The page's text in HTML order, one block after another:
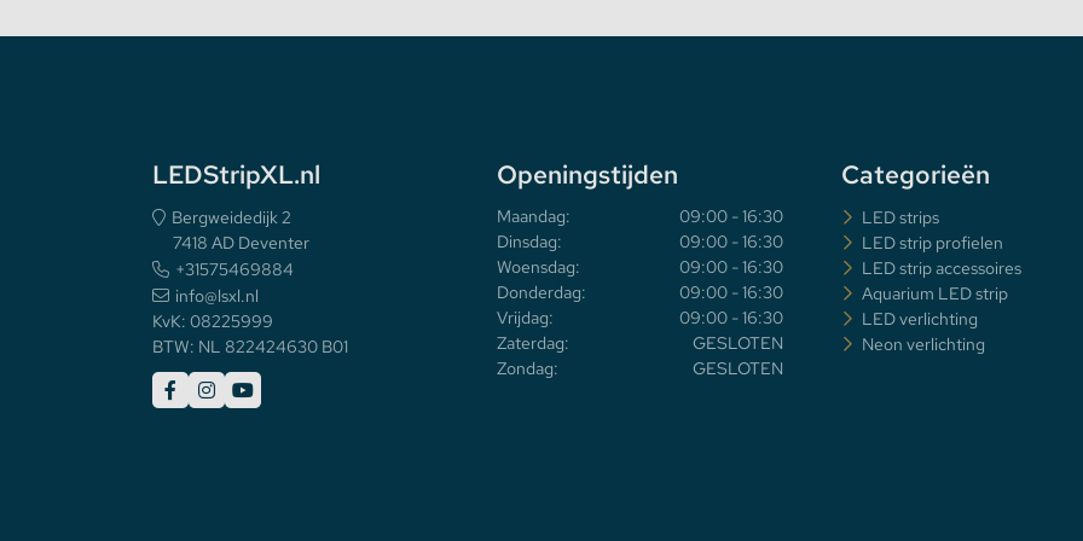
LEDStripXL.nl
Bergweidedijk 2
7418 AD Deventer
+31575469884
info@lsxl.nl
KvK: 08225999
BTW: NL 822424630 B01
Openingstijden
Maandag:
09:00 - 16:30
Dinsdag:
09:00 - 16:30
Woensdag:
09:00 - 16:30
Donderdag:
09:00 - 16:30
Vrijdag:
09:00 - 16:30
Zaterdag:
GESLOTEN
Zondag:
GESLOTEN
Categorieën
LED strips
LED strip profielen
LED strip accessoires
Aquarium LED strip
LED verlichting
Neon verlichting